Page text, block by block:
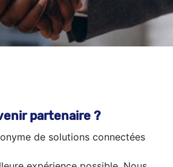
partenaire ?
de solutions connectées